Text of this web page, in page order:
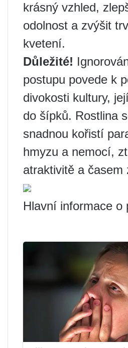
krásný vzhled,
odolnost a zvýšit
kvetení.
Důležité!
postupu povede k
divokosti kultury,
do šípků. Rostlina
snadnou kořistí
hmyzu a nemocí,
atraktivitě a časem
Hlavní informace o